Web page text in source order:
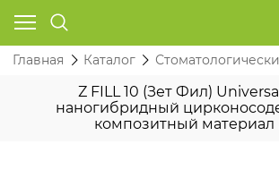
Главная Каталог
Z FILL 10 (Зет Фил)
наногибридный
композитный материал